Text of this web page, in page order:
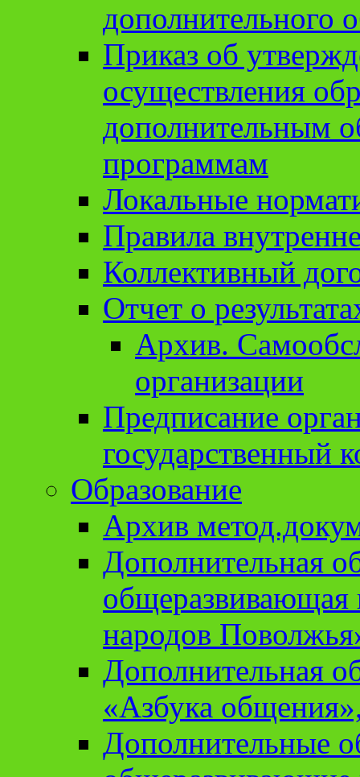
дополнительного
Приказ об
осуществления
дополнительным
программам
Локальные
Правила
Коллективный
Отчет о
Архив.
организации
Предписание
государственный
Образование
Архив
Дополнительная
народов
Дополнительная
«Азбука
Дополнительные